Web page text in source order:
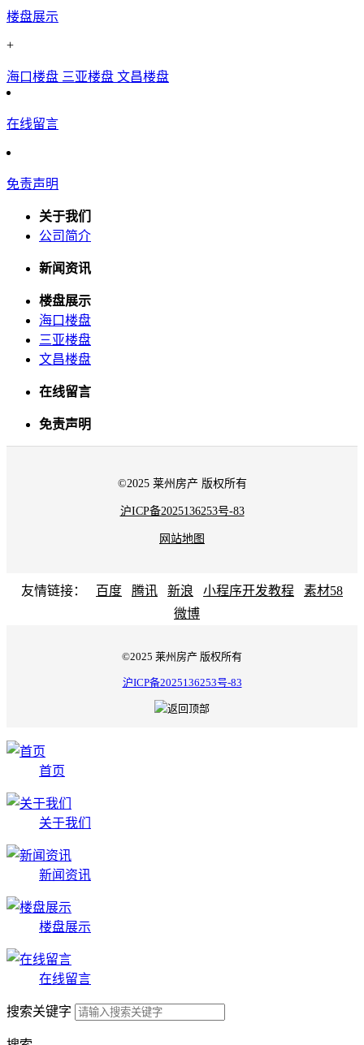
楼盘展示
+
海口楼盘 三亚楼盘 文昌楼盘
在线留言
免责声明
关于我们
公司简介
新闻资讯
楼盘展示
海口楼盘
三亚楼盘
文昌楼盘
在线留言
免责声明
©2025 莱州房产 版权所有
沪ICP备2025136253号-83
网站地图
友情链接： 百度 腾讯 新浪 小程序开发教程
素材58
微博
©2025 莱州房产 版权所有
沪ICP备2025136253号-83
首页
关于我们
新闻资讯
楼盘展示
在线留言
搜索关键字